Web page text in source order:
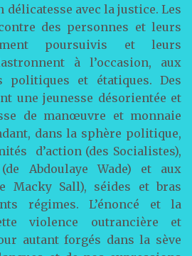
délicatesse avec la justice. Les
des personnes et leurs
poursuivis et leurs
à l’occasion, aux
politiques et étatiques. Des
une jeunesse désorientée et
de manœuvre et monnaie
dans la sphère politique,
d’action (des Socialistes),
Abdoulaye Wade) et aux
Macky Sall), séides et bras
régimes. L’énoncé et la
violence outrancière et
autant forgés dans la sève